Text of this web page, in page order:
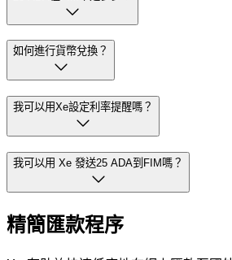
如何進行貨幣兌換？
我可以用Xe設定利率提醒嗎？
我可以用 Xe 發送25 ADA到FIM嗎？
精簡匯款程序